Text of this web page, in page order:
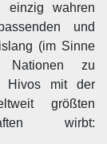
wahren
und
(im Sinne
Nationen zu
Hivos mit der
größten
wirbt: